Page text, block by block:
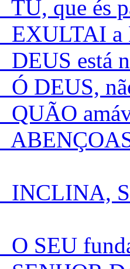
TU, que és
EXULTAI a
DEUS está
Ó DEUS,
QUÃO
INCLINA,
O SEU